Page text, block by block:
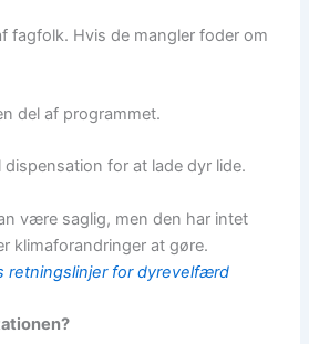
fagfolk. Hvis de mangler foder om
del af programmet.
dispensation for at lade dyr lide.
være saglig, men den har intet
klimaforandringer at gøre.
retningslinjer for dyrevelfærd